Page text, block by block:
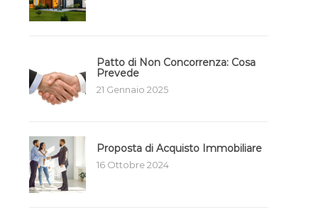
Patto di Non Concorrenza: Cosa
Prevede
21 Gennaio 2025
Proposta di Acquisto Immobiliare
16 Ottobre 2024